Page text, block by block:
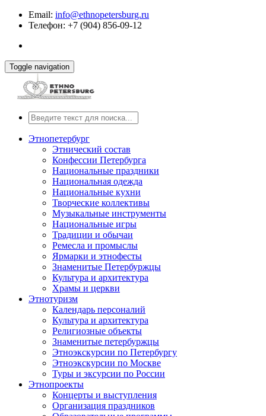
Email: info@ethnopetersburg.ru
Телефон: +7 (904) 856-09-12
Toggle navigation
Этнопетербург
Этнический состав
Конфессии Петербурга
Национальные праздники
Национальная одежда
Национальные кухни
Творческие коллективы
Музыкальные инструменты
Национальные игры
Традиции и обычаи
Ремесла и промыслы
Ярмарки и этнофесты
Знаменитые Петербуржцы
Культура и архитектура
Храмы и церкви
Этнотуризм
Календарь персоналий
Культура и архитектура
Религиозные объекты
Знаменитые петербуржцы
Этноэкскурсии по Петербургу
Этноэкскурсии по Москве
Туры и эксурсии по России
Этнопроекты
Концерты и выступления
Организация праздников